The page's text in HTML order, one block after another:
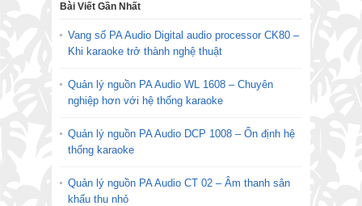
Bài Viết Gần Nhất
Vang số PA Audio Digital audio processor CK80 –
Khi karaoke trở thành nghệ thuật
Quản lý nguồn PA Audio WL 1608 – Chuyên
nghiệp hơn với hệ thống karaoke
Quản lý nguồn PA Audio DCP 1008 – Ổn định hệ
thống karaoke
Quản lý nguồn PA Audio CT 02 – Âm thanh sân
khấu thu nhỏ